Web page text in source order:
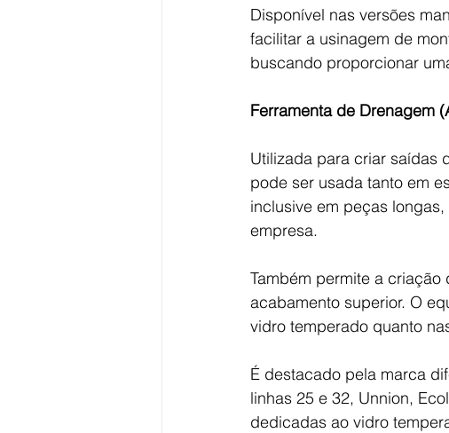
Disponível nas versões
facilitar a usinagem de
buscando proporcionar
Ferramenta de Drenagem
Utilizada para criar saídas
pode ser usada tanto em
inclusive em peças
empresa.
Também permite a
acabamento superior. O
vidro temperado quanto
É destacado pela marca
linhas 25 e 32, Unnion,
dedicadas ao vidro